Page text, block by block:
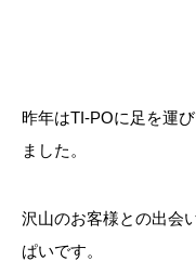
昨年はTI-POに足を運
ました。
沢山のお客様との出会
ぱいです。